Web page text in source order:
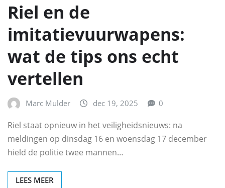
Riel en de
imitatievuurwapens:
wat de tips ons echt
vertellen
Marc Mulder dec 19, 2025 0
Riel staat opnieuw in het veiligheidsnieuws: na
meldingen op dinsdag 16 en woensdag 17 december
hield de politie twee mannen…
LEES MEER